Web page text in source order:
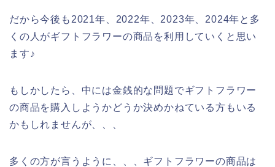
だから今後も2021年、2022年、2023年、2024年と多
くの人がギフトフラワーの商品を利用していくと思い
ます♪
もしかしたら、中には金銭的な問題でギフトフラワー
の商品を購入しようかどうか決めかねている方もいる
かもしれませんが、、、
多くの方が言うように、、、ギフトフラワーの商品は